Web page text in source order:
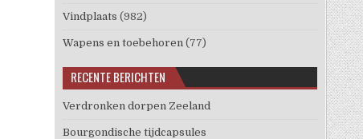
Vindplaats (982)
Wapens en toebehoren (77)
RECENTE BERICHTEN
Verdronken dorpen Zeeland
Bourgondische tijdcapsules